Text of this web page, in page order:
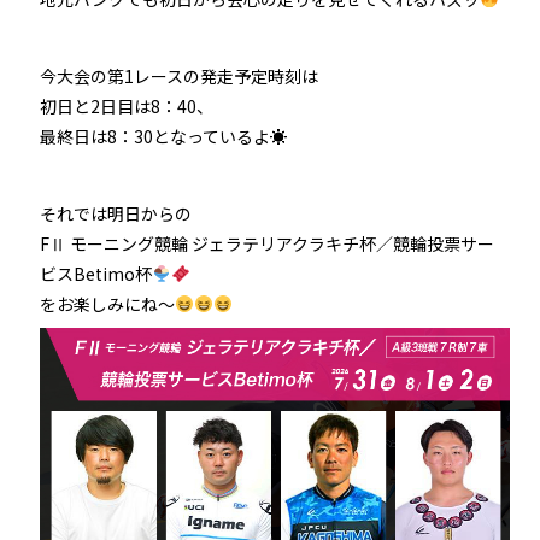
今大会の第1レースの発走予定時刻は
初日と2日目は8：40、
最終日は8：30となっているよ☀
それでは明日からの
FⅡ モーニング競輪 ジェラテリアクラキチ杯／競輪投票サー
ビスBetimo杯
をお楽しみにね～